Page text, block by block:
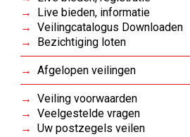
Live bieden, informatie
Veilingcatalogus Downloaden
Bezichtiging loten
Afgelopen veilingen
Veiling voorwaarden
Veelgestelde vragen
Uw postzegels veilen